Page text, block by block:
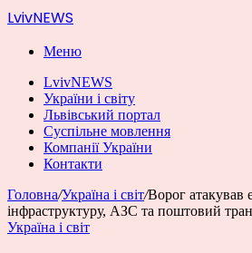
LvivNEWS
Меню
LvivNEWS
України і світу
Львівський портал
Суспільне мовлення
Компанії України
Контакти
Головна/Україна і світ/Ворог атакував
інфраструктуру, АЗС та поштовий
Україна і світ